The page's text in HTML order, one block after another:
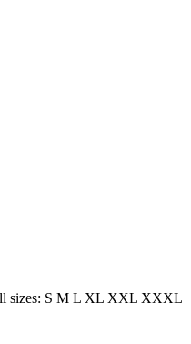
sizes: S M L XL XXL XXXL